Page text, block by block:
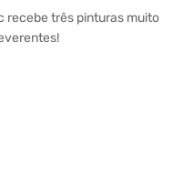
recebe três pinturas muito